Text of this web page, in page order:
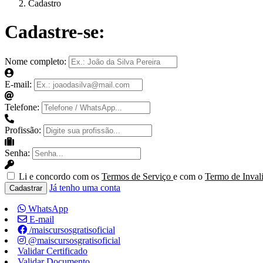
Cadastro
Cadastre-se:
Nome completo:
E-mail:
Telefone:
Profissão:
Senha:
Li e concordo com os Termos de Serviço e com o Termo de
Cadastrar Já tenho uma conta
WhatsApp
E-mail
/maiscursosgratisoficial
@maiscursosgratisoficial
Validar Certificado